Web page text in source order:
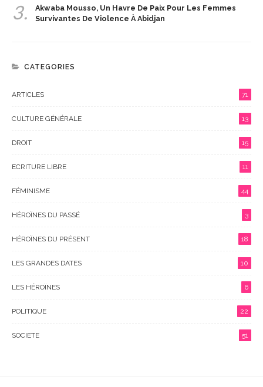
3.
Akwaba Mousso, Un Havre De Paix Pour Les Femmes
Survivantes De Violence À Abidjan
CATEGORIES
ARTICLES 71
CULTURE GÉNÉRALE 13
DROIT 15
ECRITURE LIBRE 11
FÉMINISME 44
HÉROÏNES DU PASSÉ 3
HÉROÏNES DU PRÉSENT 18
LES GRANDES DATES 10
LES HÉROÏNES 6
POLITIQUE 22
SOCIETE 51